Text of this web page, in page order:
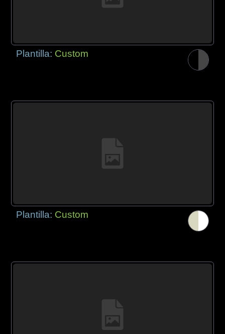
Plantilla: Custom
Plantilla: Custom